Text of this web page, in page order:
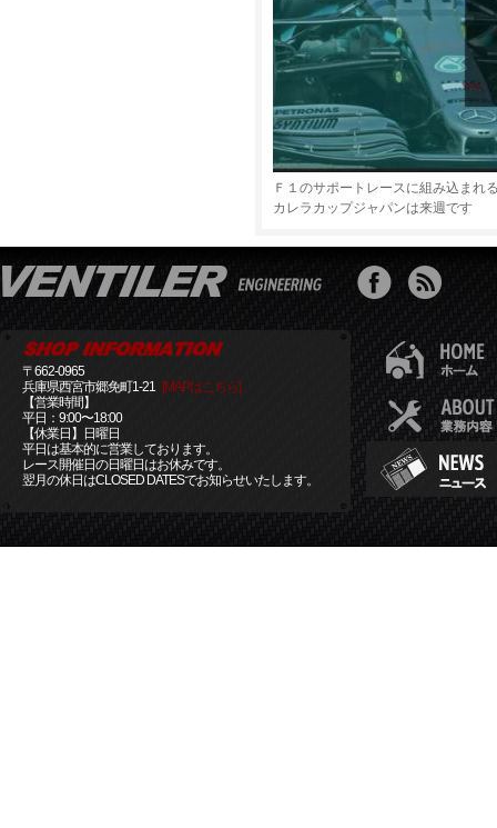
Ｆ１のサポートレースに組み込まれ
カレラカップジャパンは来週です
〒662-0965
兵庫県西宮市郷免町1-21 [MAPはこちら]
【営業時間】
平日：9:00〜18:00
【休業日】日曜日
平日は基本的に営業しております。
レース開催日の日曜日はお休みです。
翌月の休日はCLOSED DATESでお知らせいたします。